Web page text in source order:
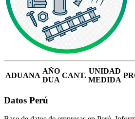
ADUANA
AÑO
DUA
CANT.
UNIDAD
MEDIDA
Datos Perú